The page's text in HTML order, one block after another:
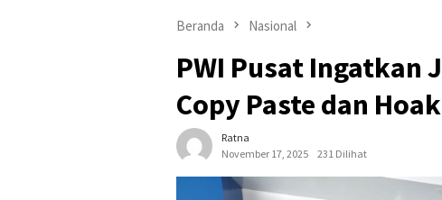
Beranda Nasional
PWI Pusat Ingatkan
Copy Paste dan
Ratna
November 17, 2025
231 Dilihat